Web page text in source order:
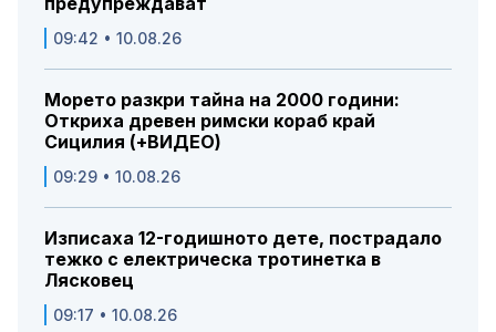
09:42 • 10.08.26
Морето разкри тайна на 2000 години:
Откриха древен римски кораб край
Сицилия (+ВИДЕО)
09:29 • 10.08.26
Изписаха 12-годишното дете, пострадало
тежко с електрическа тротинетка в
Лясковец
09:17 • 10.08.26